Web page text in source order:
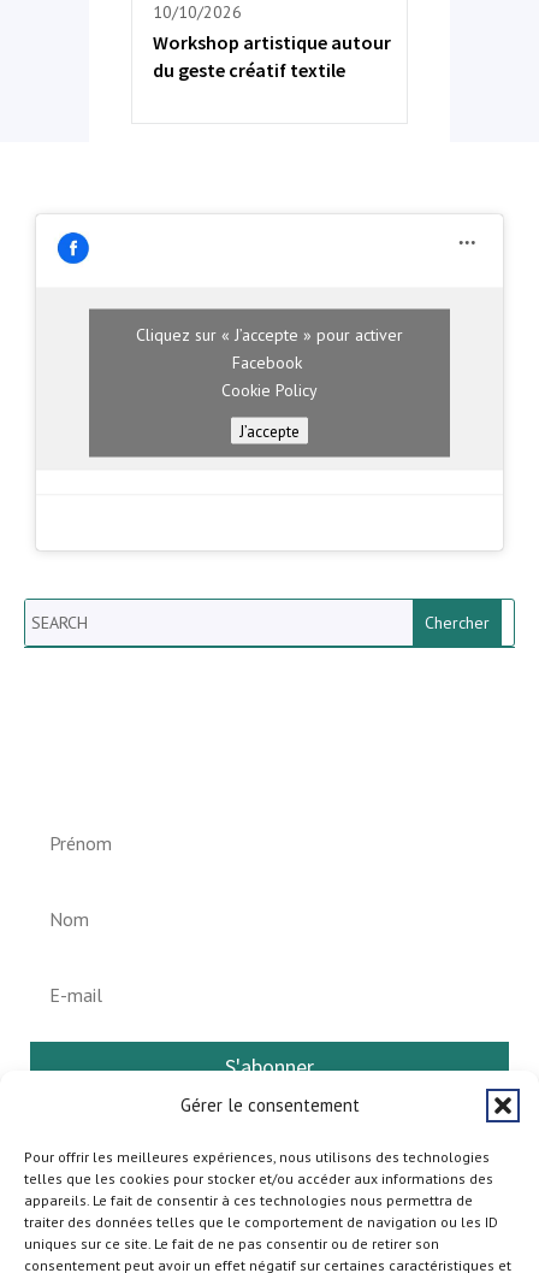
Gérer le consentement
Pour offrir les meilleures expériences, nous utilisons des technologies
telles que les cookies pour stocker et/ou accéder aux informations des
appareils. Le fait de consentir à ces technologies nous permettra de
traiter des données telles que le comportement de navigation ou les ID
uniques sur ce site. Le fait de ne pas consentir ou de retirer son
consentement peut avoir un effet négatif sur certaines caractéristiques et
10/10/2026
Workshop artistique autour
du geste créatif textile
Cliquez sur « J’accepte » pour activer
Facebook
Cookie Policy
J’accepte
Search
S'abonner